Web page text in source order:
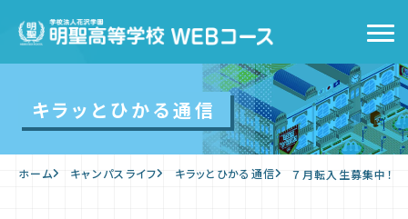
キラッとひかる通信
ホーム キャンパスライフ キラッとひかる通信 ７月転入生募集中！